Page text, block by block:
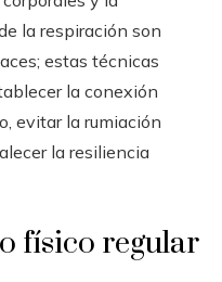
la respiración son
estas técnicas
la conexión
evitar la rumiación
la resiliencia
físico regular